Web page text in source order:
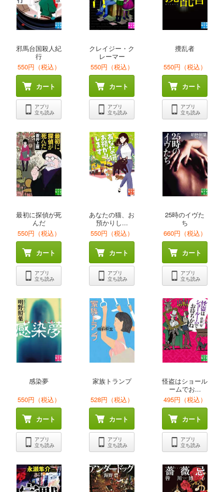
邪馬台国殺人紀
行
550円（税込）
カート
アプリ
立ち読み
クレイジー・ク
レーマー
550円（税込）
カート
アプリ
立ち読み
攪乱者
550円（税込）
カート
アプリ
立ち読み
最初に探偵が死
んだ
550円（税込）
カート
アプリ
立ち読み
あなたの猫、お
預かりし...
550円（税込）
カート
アプリ
立ち読み
25時のイヴた
ち
660円（税込）
カート
アプリ
立ち読み
感染夢
550円（税込）
カート
アプリ
立ち読み
家族トランプ
528円（税込）
カート
アプリ
立ち読み
怪盗はショール
ームでお...
495円（税込）
カート
アプリ
立ち読み